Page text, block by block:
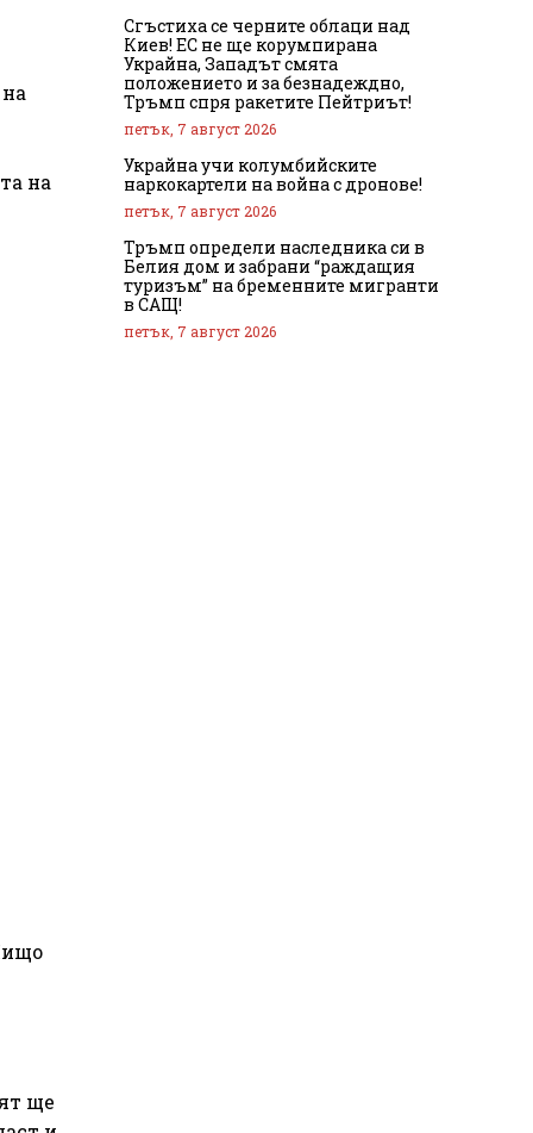
на
ще
Сгъстиха се черните облаци над
Киев! ЕС не ще корумпирана
Украйна, Западът смята
положението и за безнадеждно,
Тръмп спря ракетите Пейтриът!
петък, 7 август 2026
Украйна учи колумбийските
наркокартели на война с дронове!
петък, 7 август 2026
Тръмп определи наследника си в
Белия дом и забрани “раждащия
туризъм” на бременните мигранти
в САЩ!
петък, 7 август 2026